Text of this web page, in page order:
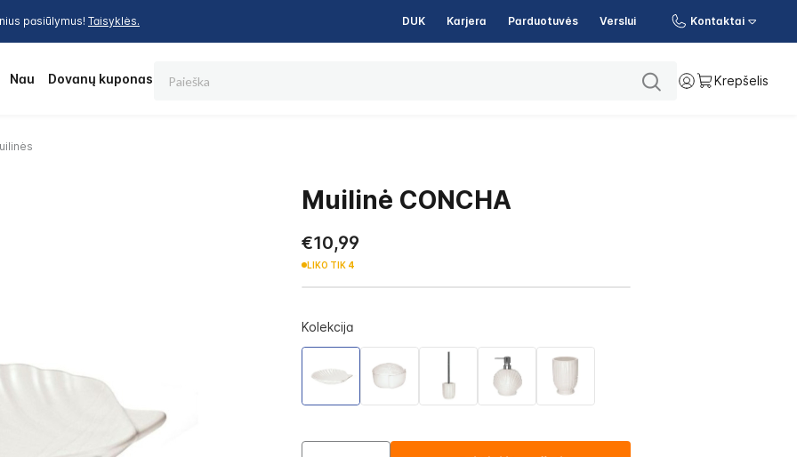
pasiūlymus! Taisyklės. DUK Karjera Parduotuvės Verslui Kontaktai
Nauja Dovanų kuponas Krepšelis
Muilinė CONCHA
€10,99
LIKO TIK 4
Kolekcija